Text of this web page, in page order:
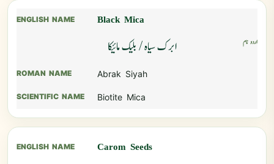
Black Mica
ابرک سیاہ / بلیک مائیکا
Abrak Siyah
Biotite Mica
Carom Seeds